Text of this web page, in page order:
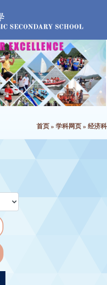
首页 » 学科网页 » 经济科